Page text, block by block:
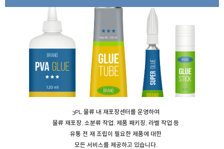
3PL 물류 내 재포장센터를 운영하여
물류 재포장, 소분류 작업, 제품 패키징, 라벨 작업 등
유통 전 재 조립이 필요한 제품에 대한
모든 서비스를 제공하고 있습니다.